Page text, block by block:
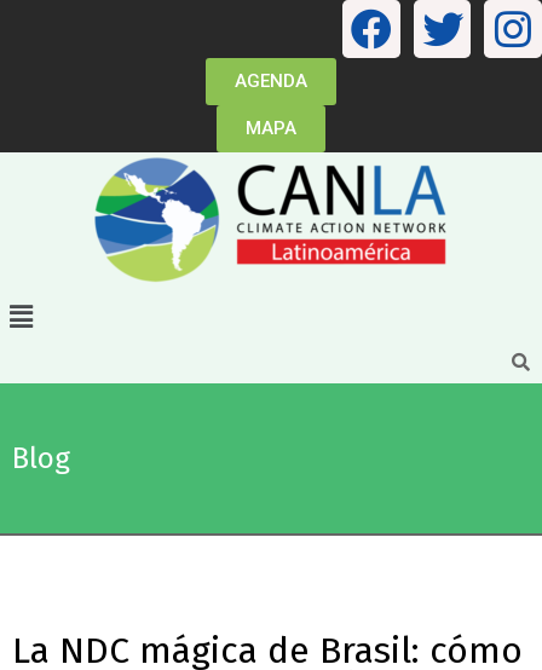
AGENDA
MAPA
Blog
La NDC mágica de Brasil: cómo